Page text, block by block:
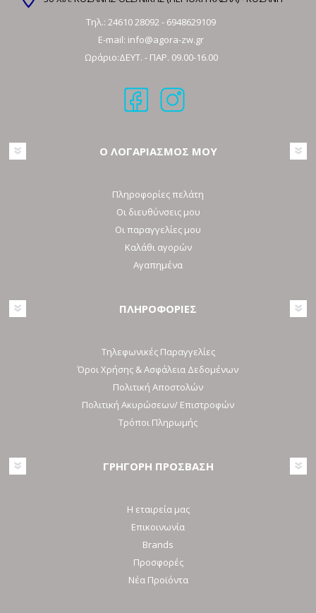
Τηλ.: 24610 28092- 6948629109
E-mail: info@agora-zw.gr
Ωράριο:ΔΕΥΤ. - ΠΑΡ. 09.00-16.00
Ο ΛΟΓΑΡΙΑΣΜΟΣ ΜΟΥ
Πληροφορίες πελάτη
Οι διευθύνσεις μου
Οι παραγγελίες μου
Καλάθι αγορών
Αγαπημένα
ΠΛΗΡΟΦΟΡΙΕΣ
Τηλεφωνικές Παραγγελίες
Όροι Χρήσης & Ασφάλεια Δεδομένων
Πολιτική Αποστολών
Πολιτική Ακυρώσεων/ Επιστροφών
Τρόποι Πληρωμής
ΓΡΗΓΟΡΗ ΠΡΟΣΒΑΣΗ
Η εταιρεία μας
Επικοινωνία
Brands
Προσφορές
Νέα Προϊόντα